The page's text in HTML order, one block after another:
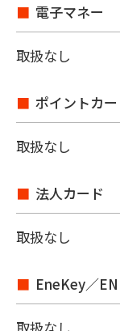
電子マネー
取扱なし
ポイントカー
取扱なし
法人カード
取扱なし
EneKey／